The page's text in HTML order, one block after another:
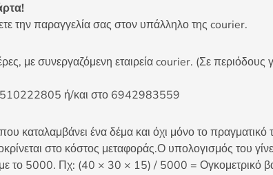
την παραγγελία σας στον υπάλληλο της courier.
με συνεργαζόμενη εταιρεία courier. (Σε περιόδους
2510222805 ή/και στο 6942983559
καταλαμβάνει ένα δέμα και όχι μόνο το πραγματικό
στο κόστος μεταφοράς.Ο υπολογισμός του
το 5000. Πχ: (40 × 30 × 15) / 5000 = Ογκομετρικό